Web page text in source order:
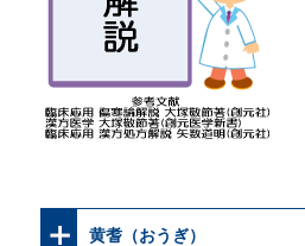
黄耆（おうぎ）